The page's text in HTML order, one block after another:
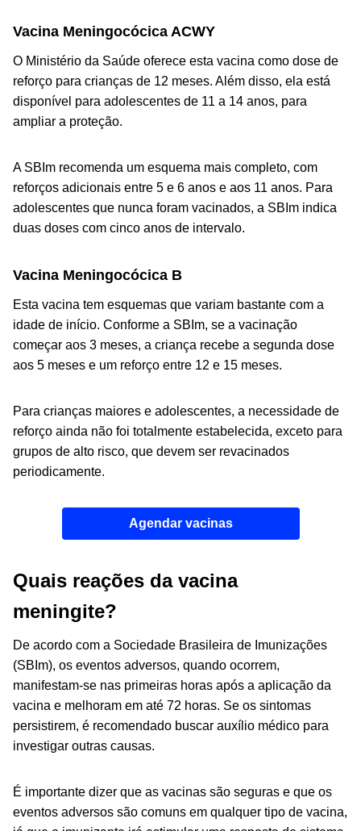
Vacina Meningocócica ACWY
O Ministério da Saúde oferece esta vacina como dose de
reforço para crianças de 12 meses. Além disso, ela está
disponível para adolescentes de 11 a 14 anos, para
ampliar a proteção.
A SBIm recomenda um esquema mais completo, com
reforços adicionais entre 5 e 6 anos e aos 11 anos. Para
adolescentes que nunca foram vacinados, a SBIm indica
duas doses com cinco anos de intervalo.
Vacina Meningocócica B
Esta vacina tem esquemas que variam bastante com a
idade de início. Conforme a SBIm, se a vacinação
começar aos 3 meses, a criança recebe a segunda dose
aos 5 meses e um reforço entre 12 e 15 meses.
Para crianças maiores e adolescentes, a necessidade de
reforço ainda não foi totalmente estabelecida, exceto para
grupos de alto risco, que devem ser revacinados
periodicamente.
Agendar vacinas
Quais reações da vacina
meningite?
De acordo com a Sociedade Brasileira de Imunizações
(SBIm), os eventos adversos, quando ocorrem,
manifestam-se nas primeiras horas após a aplicação da
vacina e melhoram em até 72 horas. Se os sintomas
persistirem, é recomendado buscar auxílio médico para
investigar outras causas.
É importante dizer que as vacinas são seguras e que os
eventos adversos são comuns em qualquer tipo de vacina,